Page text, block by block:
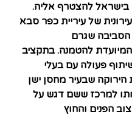
להצטרף אליה.
של עיריית כפר סבא
הסביבה שגרם
להטמנה. בתקציב
פעולה עם בעלי
הירוקה שבעיר מחסן ישן
למרכז ששם דגש על
הפנים והחוץ